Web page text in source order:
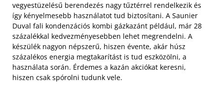
vegyestüzelésű berendezés nagy tűztérrel rendelkezik és
így kényelmesebb használatot tud biztosítani. A Saunier
Duval fali kondenzációs kombi gázkazánt például, már 28
százalékkal kedvezményesebben lehet megrendelni. A
készülék nagyon népszerű, hiszen évente, akár húsz
százalékos energia megtakarítást is tud eszközölni, a
használata során. Érdemes a kazán akciókat keresni,
hiszen csak spórolni tudunk vele.